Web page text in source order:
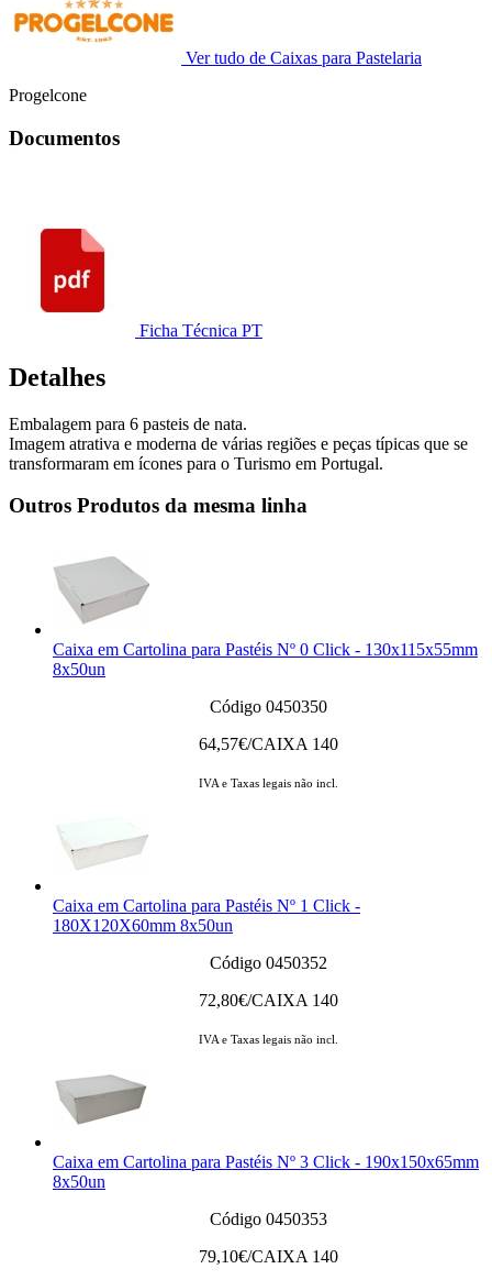
Ver tudo de Caixas para Pastelaria
Progelcone
Documentos
Ficha Técnica PT
Detalhes
Embalagem para 6 pasteis de nata.
Imagem atrativa e moderna de várias regiões e peças típicas que se
transformaram em ícones para o Turismo em Portugal.
Outros Produtos da mesma linha
Caixa em Cartolina para Pastéis Nº 0 Click - 130x115x55mm
8x50un
Código 0450350
64,57€/CAIXA 140
IVA e Taxas legais não incl.
Caixa em Cartolina para Pastéis Nº 1 Click -
180X120X60mm 8x50un
Código 0450352
72,80€/CAIXA 140
IVA e Taxas legais não incl.
Caixa em Cartolina para Pastéis Nº 3 Click - 190x150x65mm
8x50un
Código 0450353
79,10€/CAIXA 140